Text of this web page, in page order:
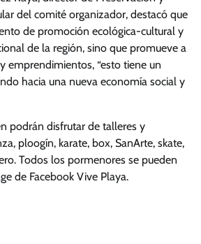
del comité organizador, destacó que
de promoción ecológica-cultural y
de la región, sino que promueve a
emprendimientos, “esto tiene un
hacia una nueva economía social y
podrán disfrutar de talleres y
ploogín, karate, box, SanArte, skate,
Todos los pormenores se pueden
de Facebook Vive Playa.